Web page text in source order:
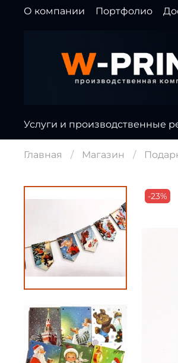
О компании Портфолио
Услуги и производственные
Главная Магазин
-23%